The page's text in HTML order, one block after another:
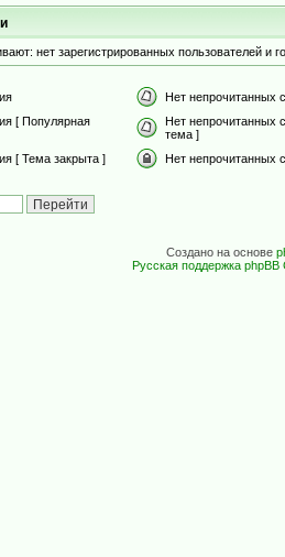
нет зарегистрированных пользователей и
Нет непрочитанных
[ Популярная
Нет непрочитанных
тема ]
[ Тема закрыта ]
Нет непрочитанных
Создано на основе
Русская поддержка phpBB